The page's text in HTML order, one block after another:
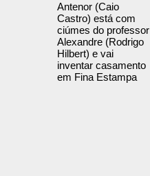
Antenor (Caio
Castro) está com
ciúmes do professor
Alexandre (Rodrigo
Hilbert) e vai
inventar casamento
em Fina Estampa